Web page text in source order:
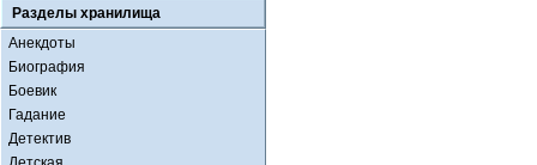
Разделы хранилища
Анекдоты
Биография
Боевик
Гадание
Детектив